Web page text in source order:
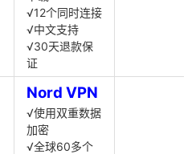
√12个同时连接
√中文支持
√30天退款保
证
Nord VPN
√使用双重数据
加密
√全球60多个